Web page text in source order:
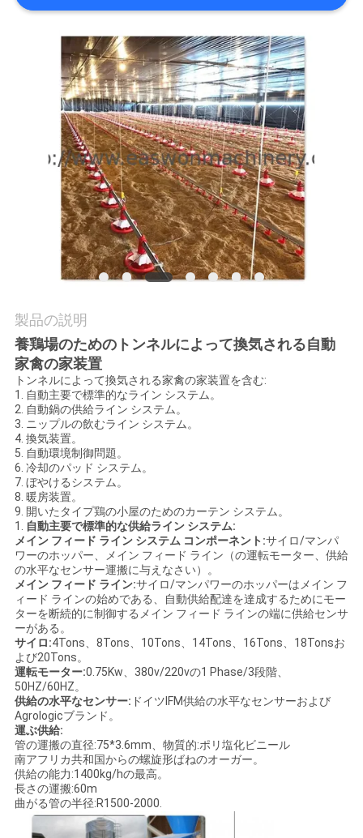
絡
し
な
さ
い
ニ
ュ
ー
ス
引
用
を
要
求
し
製品の説明
養鶏場のためのトンネルによって換気される自動
家禽の家装置
トンネルによって換気される家禽の家装置を含む:
1. 自動主要で標準的なライン システム。
2. 自動鍋の供給ライン システム。
3. ニップルの飲むライン システム。
4. 換気装置。
5. 自動環境制御問題。
6. 冷却のパッド システム。
7. ぼやけるシステム。
8. 暖房装置。
9. 開いたタイプ鶏の小屋のためのカーテン システム。
1. 自動主要で標準的な供給ライン システム:
メイン フィード ライン システム コンポーネント:サイロ/マンパ
ワーのホッパー、メイン フィード ライン（の運転モーター、供給
の水平なセンサー運搬に与えなさい）。
メイン フィード ライン:サイロ/マンパワーのホッパーはメイン フ
ィード ラインの始めである、自動供給配達を達成するためにモー
ターを断続的に制御するメイン フィード ラインの端に供給センサ
ーがある。
サイロ:4Tons、8Tons、10Tons、14Tons、16Tons、18Tonsお
よび20Tons。
運転モーター:0.75Kw、380v/220vの1 Phase/3段階、
50HZ/60HZ。
供給の水平なセンサー: ドイツIFM供給の水平なセンサーおよび
Agrologicブランド。
運ぶ供給:
管の運搬の直径:75*3.6mm、物質的:ポリ塩化ビニール
南アフリカ共和国からの螺旋形ばねのオーガー。
供給の能力:1400kg/hの最高。
長さの運搬:60m
曲がる管の半径:R1500-2000.